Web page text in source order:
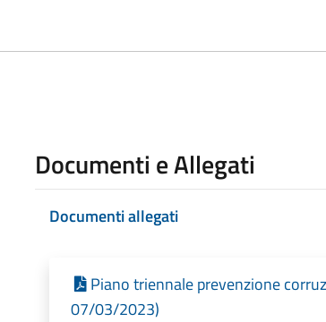
Documenti e Allegati
Documenti allegati
Piano triennale prevenzione
07/03/2023)